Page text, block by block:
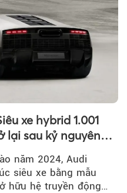
xe hybrid 1.001
lại sau kỷ nguyên
năm 2024, Audi
siêu xe bằng mẫu
hữu hệ truyền động